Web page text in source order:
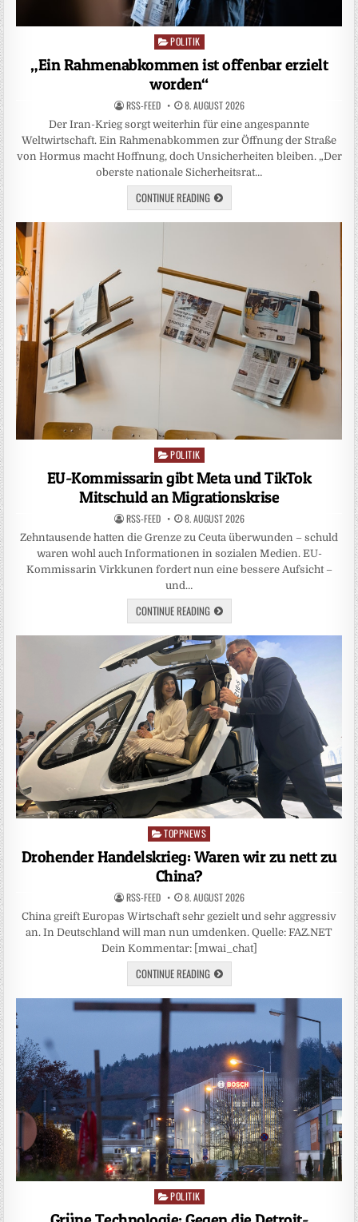
Posted
POLITIK
„Ein Rahmenabkommen ist offenbar erzielt
worden“
RSS-FEED 8. AUGUST 2026
Der Iran-Krieg sorgt weiterhin für eine angespannte
Weltwirtschaft. Ein Rahmenabkommen zur Öffnung der Straße
von Hormus macht Hoffnung, doch Unsicherheiten bleiben. „Der
oberste nationale Sicherheitsrat…
CONTINUE READING
Posted
in
POLITIK
EU-Kommissarin gibt Meta und TikTok
Mitschuld an Migrationskrise
RSS-FEED 8. AUGUST 2026
Zehntausende hatten die Grenze zu Ceuta überwunden – schuld
waren wohl auch Informationen in sozialen Medien. EU-
Kommissarin Virkkunen fordert nun eine bessere Aufsicht –
und…
CONTINUE READING
Posted
in
TOPPNEWS
Drohender Handelskrieg: Waren wir zu nett zu
China?
RSS-FEED 8. AUGUST 2026
China greift Europas Wirtschaft sehr gezielt und sehr aggressiv
an. In Deutschland will man nun umdenken. Quelle: FAZ.NET
Dein Kommentar: [mwai_chat]
CONTINUE READING
Posted
POLITIK